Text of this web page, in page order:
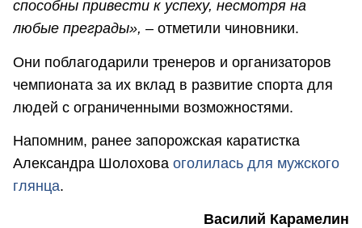
способны привести к успеху, несмотря на
любые преграды», – отметили чиновники.
Они поблагодарили тренеров и организаторов
чемпионата за их вклад в развитие спорта для
людей с ограниченными возможностями.
Напомним, ранее запорожская каратистка
Александра Шолохова оголилась для мужского
глянца.
Василий Карамелин